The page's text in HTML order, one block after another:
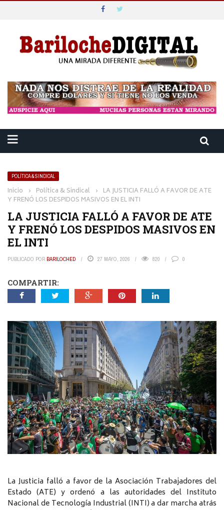
POLÍTICA & SINDICAL
Inicio › Política & Sindical › LA JUSTICIA FALLÓ A FAVOR DE ATE
Y FRENÓ LOS DESPIDOS MASIVOS EN EL INTI
LA JUSTICIA FALLÓ A FAVOR DE ATE
Y FRENÓ LOS DESPIDOS MASIVOS EN
EL INTI
PUBLICADO POR BARILOCHED 27 MAYO, 2026 820 0
COMPARTIR:
La Justicia falló a favor de la Asociación Trabajadores del
Estado (ATE) y ordenó a las autoridades del Instituto
Nacional de Tecnología Industrial (INTI) a dar marcha atrás